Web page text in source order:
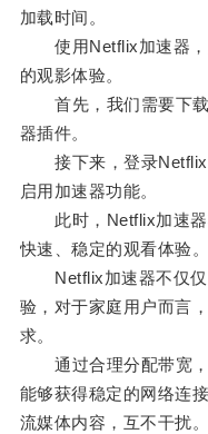
加载时间。
使用Netflix加速器，
的观影体验。
首先，我们需要下载
器插件。
接下来，登录Netflix
启用加速器功能。
此时，Netflix加速器
快速、稳定的观看体验。
Netflix加速器不仅仅
验，对于家庭用户而言
求。
通过合理分配带宽，
能够获得稳定的网络连
流媒体内容，互不干扰。